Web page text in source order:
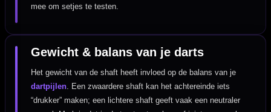
mee om setjes te testen.
Gewicht & balans van je darts
Het gewicht van de shaft heeft invloed op de balans van je
dartpijlen . Een zwaardere shaft kan het achtereinde iets
“drukker” maken; een lichtere shaft geeft vaak een neutraler